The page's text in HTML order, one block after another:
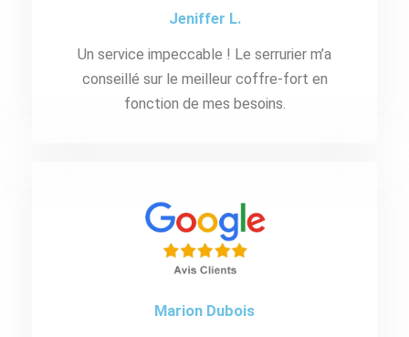
Jeniffer L.
Un service impeccable ! Le serrurier m’a
conseillé sur le meilleur coffre-fort en
fonction de mes besoins.
Marion Dubois